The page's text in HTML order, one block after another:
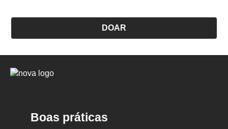
DOAR
Logo
Boas práticas